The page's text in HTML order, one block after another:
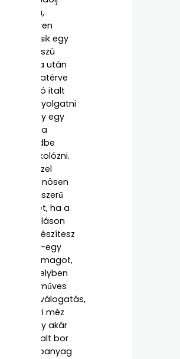
arra,
milyen
jólesik egy
hosszú
séta után
hazatérve
forró italt
kortyolgatni
vagy egy
puha
plédbe
burkolózni.
Ősszel
különösen
népszerű
lehet, ha a
szálláson
előkészítesz
egy-egy
csomagot,
amelyben
kézműves
teaválogatás,
helyi méz
vagy akár
forralt bor
alapanyag